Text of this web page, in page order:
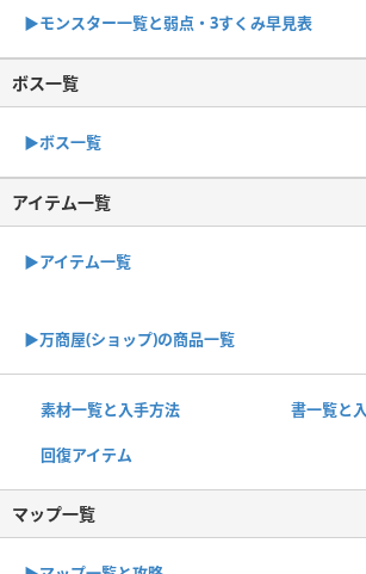
▶︎モンスター一覧と弱点・3すくみ早見表
ボス一覧
▶︎ボス一覧
アイテム一覧
▶アイテム一覧
▶︎万商屋(ショップ)の商品一覧
素材一覧と入手方法 書一覧と
回復アイテム
マップ一覧